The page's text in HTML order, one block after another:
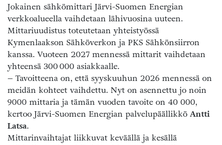
Jokainen sähkömittari Järvi-Suomen Energian
verkkoalueella vaihdetaan lähivuosina uuteen.
Mittariuudistus toteutetaan yhteistyössä
Kymenlaakson Sähköverkon ja PKS Sähkönsiirron
kanssa. Vuoteen 2027 mennessä mittarit vaihdetaan
yhteensä 300 000 asiakkaalle.
– Tavoitteena on, että syyskuuhun 2026 mennessä on
meidän kohteet vaihdettu. Nyt on asennettu jo noin
9000 mittaria ja tämän vuoden tavoite on 40 000,
kertoo Järvi-Suomen Energian palvelupäällikkö Antti
Latsa.
Mittarinvaihtajat liikkuvat keväällä ja kesällä